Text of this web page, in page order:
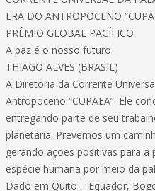
ERA DO ANTROPOCENO
PRÊMIO GLOBAL PACÍFICO
A paz é o nosso futuro
THIAGO ALVES (BRASIL)
A Diretoria da Corrente
Antropoceno “CUPAEA”. Ele
entregando parte de seu
planetária. Prevemos um
gerando ações positivas para
espécie humana por meio da
Dado em Quito – Equador,